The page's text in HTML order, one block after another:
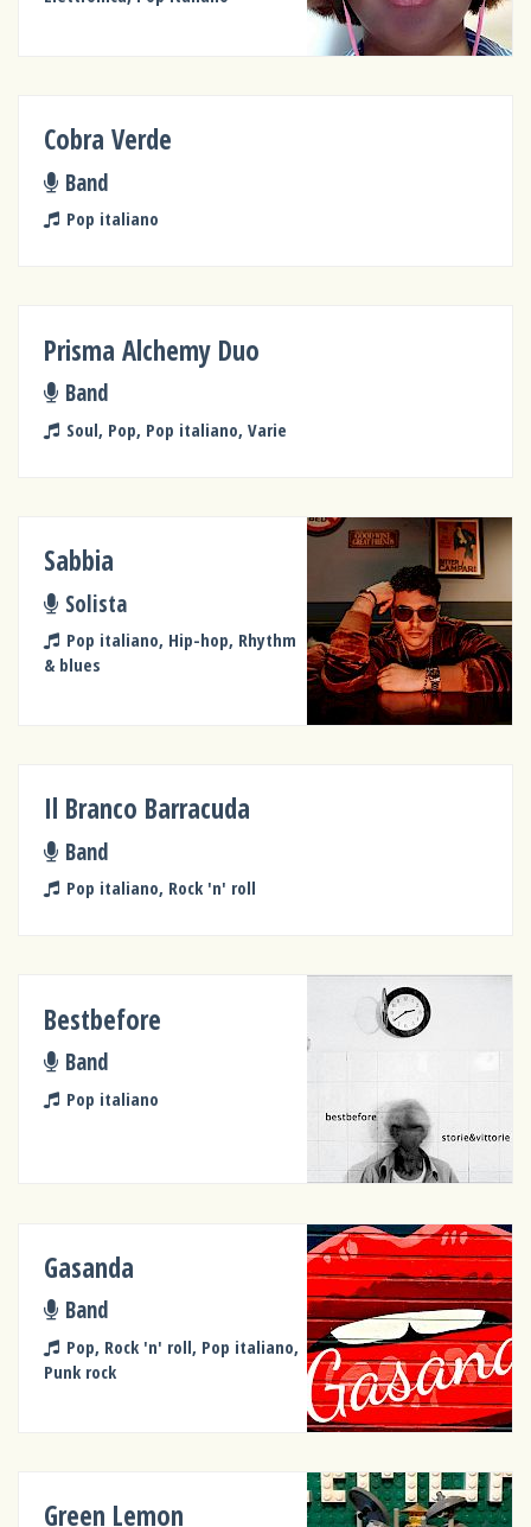
Cobra Verde
Band
Pop italiano
Prisma Alchemy Duo
Band
Soul, Pop, Pop italiano, Varie
Sabbia
Solista
Pop italiano, Hip-hop, Rhythm
& blues
Il Branco Barracuda
Band
Pop italiano, Rock 'n' roll
Bestbefore
Band
Pop italiano
Gasanda
Band
Pop, Rock 'n' roll, Pop italiano,
Punk rock
Green Lemon